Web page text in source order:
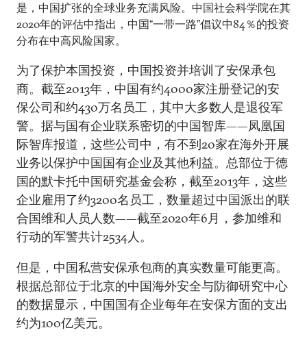
是，中国扩张的全球业务充满风险。中国社会科学院在其
2020年的评估中指出，中国“一带一路”倡议中84％的投资
分布在中高风险国家。
为了保护本国投资，中国投资并培训了安保承包
商。截至2013年，中国有约4000家注册登记的安
保公司和约430万名员工，其中大多数人是退役军
警。据与国有企业联系密切的中国智库——凤凰国
际智库报道，这些公司中，有不到20家在海外开展
业务以保护中国国有企业及其他利益。总部位于德
国的默卡托中国研究基金会称，截至2013年，这些
企业雇用了约3200名员工，数量超过中国派出的联
合国维和人员人数——截至2020年6月，参加维和
行动的军警共计2534人。
但是，中国私营安保承包商的真实数量可能更高。
根据总部位于北京的中国海外安全与防御研究中心
的数据显示，中国国有企业每年在安保方面的支出
约为100亿美元。